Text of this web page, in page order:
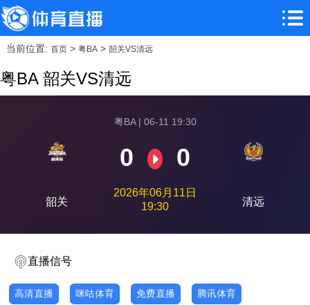
当前位置: 首页> 粤BA> 韶关VS清远
粤BA 韶关VS清远
韶关
粤BA | 06-11 19:30
0 0
2026年06月11日
19:30
清远
直播信号
高清直播 咪咕体育 免费直播 腾讯体育